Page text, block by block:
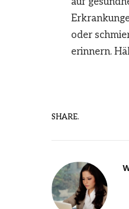
oder
erinnern.
SHARE.